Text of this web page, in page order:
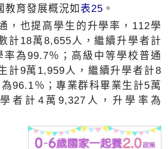
教育發展概況如 表25 。
，也提高學生的升學率，112學
計18萬8,655人，繼續升學者計
率為99.7％；高級中等學校普通
計9萬1,959人，繼續升學者計8
96.1％；專業群科畢業生計5萬
者計4萬9,327人，升學率為